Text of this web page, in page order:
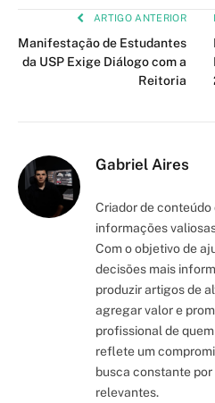
ARTIGO ANTERIOR
Manifestação de Estudantes
da USP Exige Diálogo com a
Reitoria
Gabriel Aires
Criador de
informações
Com o objetivo de
decisões mais
produzir artigos de
agregar valor e
profissional de
reflete um
busca constante
relevantes.